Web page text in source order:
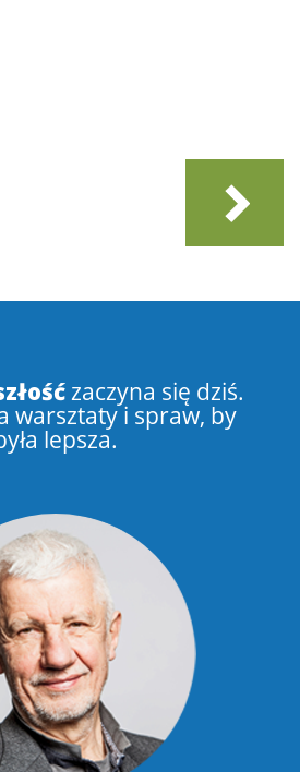
zaczyna się dziś.
warsztaty i spraw, by
lepsza.